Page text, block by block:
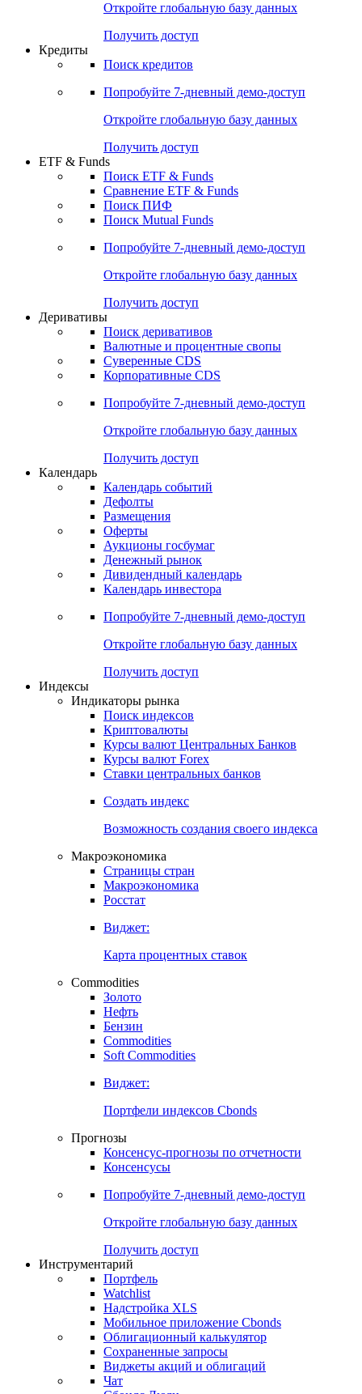
Российские IPO/SPO
Попробуйте7-дневный
Откройте глобальную базу данных
Получить доступ
Поиск кредитов
Попробуйте7-дневный
Откройте глобальную базу данных
Получить доступ
ETF & Funds
Сравнение ETF & Funds
Поиск Mutual Funds
Попробуйте7-дневный
Откройте глобальную базу данных
Получить доступ
Деривативы
Валютные и процентные свопы
Корпоративные CDS
Попробуйте7-дневный
Откройте глобальную базу данных
Получить доступ
Календарь
Календарь событий
Дефолты
Размещения
Оферты
Денежный рынок
Календарь инвестора
Попробуйте7-дневный
Откройте глобальную базу данных
Получить доступ
Индикаторы рынка
Поиск индексов
Курсы валют Центральных Банков
Ставки центральных банков
Создать индекс
Возможность создания своего индекса
Страницы стран
Росстат
Виджет:
Карта процентных ставок
Commodities
Золото
Бензин
Soft Commodities
Виджет:
Портфели индексов Cbonds
Прогнозы
Консенсусы
Попробуйте7-дневный
Откройте глобальную базу данных
Получить доступ
Инструментарий
Портфель
Watchlist
Надстройка XLS
Мобильное приложение Cbonds